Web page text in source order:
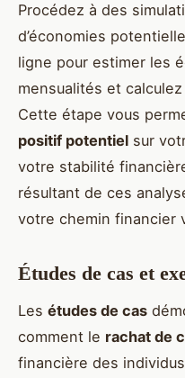
Procédez à des
d’économies
ligne pour estimer les
mensualités et
Cette étape vous
positif potentiel sur
votre stabilité
résultant de ces
votre chemin financier
Études de cas et
Les études de cas
comment le rachat de
financière des